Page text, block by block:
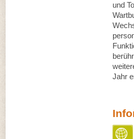
und
Jahr